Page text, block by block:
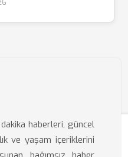
haberleri, güncel
ve yaşam içeriklerini